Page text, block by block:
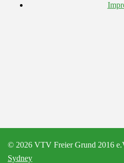
© 2026 VTV Freier Grund 2016
Sydney